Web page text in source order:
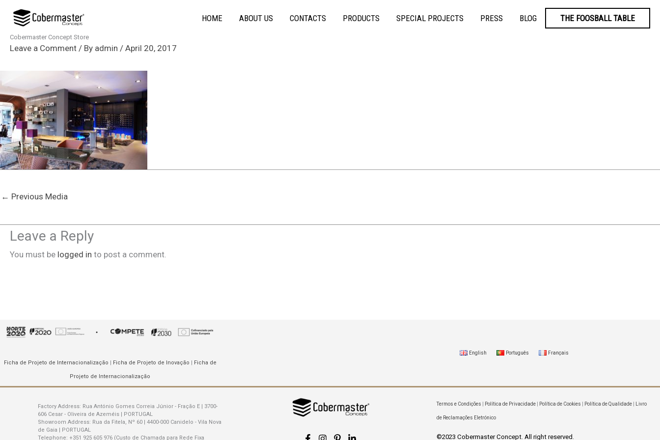
content
HOME ABOUT US CONTACTS PRODUCTS SPECIAL PROJECTS PRESS BLOG THE FOOSBALL TABLE
Cobermaster Concept Store
Leave a Comment / By admin / April 20, 2017
← Previous Media
Leave a Reply
You must be logged in to post a comment.
Ficha de Projeto de Internacionalização | Ficha de Projeto de Inovação | Ficha de
Projeto de Internacionalização
English Português Français
Factory Address: Rua António Gomes Correia Júnior - Fração E | 3700-
606 Cesar - Oliveira de Azeméis | PORTUGAL
Showroom Address: Rua da Fitela, Nº 60 | 4400-000 Canidelo - Vila Nova
de Gaia | PORTUGAL
Telephone: +351 925 605 976 (Custo de Chamada para Rede Fixa
Termos e Condições Política de Privacidade Política de Cookies Política de Qualidade Livro
de Reclamações Eletrónico
©2023 Cobermaster Concept. All right reserved.